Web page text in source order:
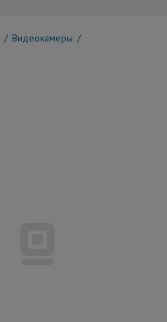
Видеокамеры